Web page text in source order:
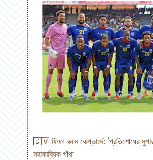
🇨🇻 ফিফা বনাম কেপ্ভার্দে: 'প্রতিশোধের
মহাকাব্যিক গাঁথা